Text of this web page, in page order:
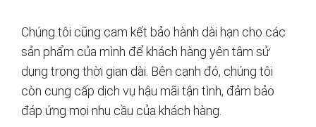
Chúng tôi cũng cam kết bảo hành dài hạn cho các
sản phẩm của mình để khách hàng yên tâm sử
dụng trong thời gian dài. Bên cạnh đó, chúng tôi
còn cung cấp dịch vụ hậu mãi tận tình, đảm bảo
đáp ứng mọi nhu cầu của khách hàng.